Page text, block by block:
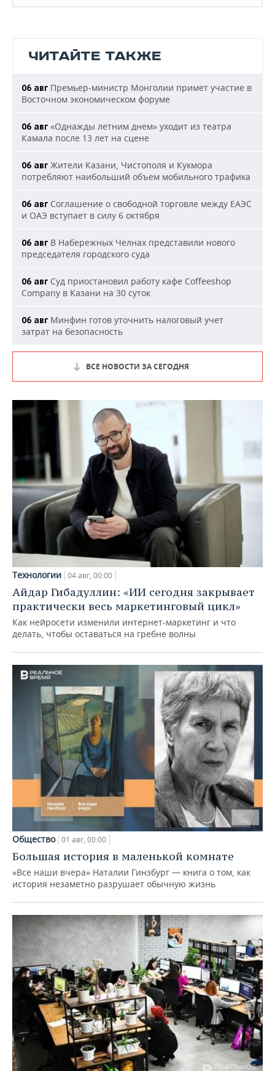
ЧИТАЙТЕ ТАКЖЕ
06 авг Премьер-министр Монголии примет участие в
Восточном экономическом форуме
06 авг «Однажды летним днем» уходит из театра
Камала после 13 лет на сцене
06 авг Жители Казани, Чистополя и Кукмора
потребляют наибольший объем мобильного трафика
06 авг Соглашение о свободной торговле между ЕАЭС
и ОАЭ вступает в силу 6 октября
06 авг В Набережных Челнах представили нового
председателя городского суда
06 авг Суд приостановил работу кафе Coffeeshop
Company в Казани на 30 суток
06 авг Минфин готов уточнить налоговый учет
затрат на безопасность
ВСЕ НОВОСТИ ЗА СЕГОДНЯ
Технологии 04 авг, 00:00
Айдар Гибадуллин: «ИИ сегодня закрывает
практически весь маркетинговый цикл»
Как нейросети изменили интернет-маркетинг и что
делать, чтобы оставаться на гребне волны
Общество 01 авг, 00:00
Большая история в маленькой комнате
«Все наши вчера» Наталии Гинзбург — книга о том, как
история незаметно разрушает обычную жизнь